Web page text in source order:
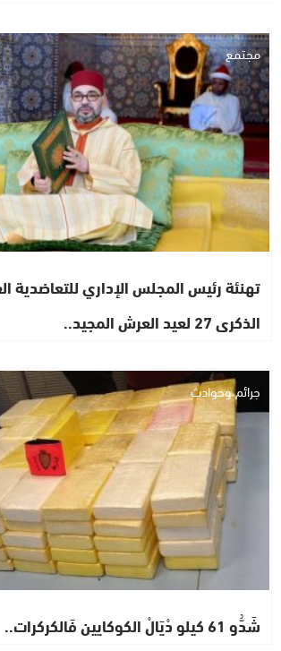
مجتمع
تهنئة رئيس المجلس الإداري للتعاضدية
الذكرى 27 لعيد العرش المجيد..
جرائم وحوادث
شَدُّو 61 كيلو دْيَالْ الكوكايين فَالكركرات..